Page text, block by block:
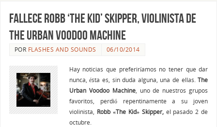
Fallece Robb ‘The Kid’ Skipper, violinista de
The Urban Voodoo Machine
POR FLASHES AND SOUNDS 06/10/2014
Hay noticias que preferiríamos no tener que dar
nunca, ésta es, sin duda alguna, una de ellas.The
Urban Voodoo Machine, uno de nuestros grupos
favoritos, perdió repentinamente a su joven
violinista, Robb «The Kid» Skipper, el pasado 2 de
octubre.